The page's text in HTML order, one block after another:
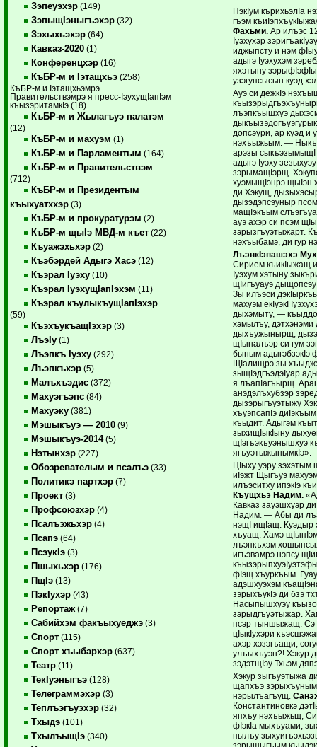
Зэпеуэхэр (149)
ЗэпыщIэныгъэхэр (32)
Зэхыхьэхэр (64)
Кавказ-2020 (1)
Конференцхэр (16)
КъБР-м и Iэтащхьэ (258)
КъБР-м и Iэтащхьэмрэ
Правительствэмрэ я пресс-IэухущIапIэм
къызэритамкIэ (18)
КъБР-м и Жылагъуэ палатэм
(12)
КъБР-м и махуэм (1)
КъБР-м и Парламентым (164)
КъБР-м и Правительствэм
(712)
КъБР-м и Президентым
къыхуатххэр (3)
КъБР-м и прокуратурэм (2)
КъБР-м щыIэ МВД-м къет (22)
Къуажэхьхэр (2)
Къэбэрдей Адыгэ Хасэ (12)
Къэрал Iуэху (10)
Къэрал IуэхущIапIэхэм (11)
Къэрал къулыкъущIапIэхэр
(59)
КъэхъукъащIэхэр (3)
ЛъэIу (1)
Лъэпкъ Iуэху (292)
Лъэпкъхэр (5)
Малъхъэдис (372)
Махуэгъэпс (84)
Махуэку (381)
Мэшыкъуэ — 2010 (9)
Мэшыкъуэ-2014(5)
Нэтынхэр (227)
Обозревателым и псалъэ (33)
Политикэ партхэр (7)
Проект (3)
Профсоюзхэр (4)
Псалъэжьхэр (4)
Псапэ (64)
ПсэукIэ (3)
Пшыхьхэр (176)
ПщIэ (13)
ПэкIухэр (43)
Репортаж (7)
Сабийхэм факъыхуеджэ (3)
Спорт (115)
Спорт хъыбархэр (637)
Театр (11)
ТекIуэныгъэ (128)
Телеграммэхэр (3)
Теплъэгъуэхэр (32)
Тхыдэ (101)
ТхылъыщIэ (340)
ПэкIум кърихьэлIа
гъэм
Фахьми.Ар илъэс
Iуэхухэр
иджыпсту и нэм
адыгэ Iуэхухэм
яхэтыну
узэгупсысын куэд
Ауэ си дежкIэ
лъэпкъышхуэ
допсэури, ар куэд
нэхъыжьым. —
арэзы сыкъэзымыщI
адыгэ Iуэху
зэрымащIэрщ.
хуэмыщIэнрэ щыIэн
ди Хэкущ,
дызэдэпсэуныр
мащIэкъым
ауэ ахэр си псэм
зэрызгъуэтыжарт.
нэхъыбамэ, ди гур
ЛъэнкIэпашэхэ
Сирием къикIыжащ и
Iуэхум хэтыну
щIигъуауэ
Зы илъэси
махуэм екIуэкI
дыхэмыту, —
хэмылъу, дэтхэнэми
дыхъужынырщ,
щIыналъэр си гум
быным адыгэбзэкIэ
ЩIалищрэ зы
зыщIэдгъэдэIуар
я лъапIагъырщ.
анэдэлъхубзэр
дызэрыгъуэтыжу
хъуэпсапIэ
къыдит. Адыгэм
зыхищIыкIыну
щIэгъэкъуэнышхуэ
ягъуэтыжынымкIэ».
ЦIыху уэру зэхэтым
иIэжт Щыгъуэ
илъэситху ипэкIэ
Къущхьэ Надим.
Кавказ зауэшхуэр
Надим. — Абы ди
нэщI ищIащ. Куэдыр
хъуащ. Хамэ
лъэпкъхэм
игъэвамрэ нэпсу
фIэщ хъуркъым.
адэшхуэхэм
зэрыхъукIэ ди бзэ
Насыпышхуэу
зэрыдгъуэтыжар.
псэр тыншыжащ. Сэ
цIыкIухэри
ахэр хэзэгъащи,
улъыхъуэн?! Хэкур
зэдэтщIэу Тхьэм
Хэкур зыгъуэтыжа
щапхъэ зэрыхъуным
нэрылъагъущ.
Константиновкэ
япхъу нэхъыжьщ,
фIэкIа мыхъуами,
пылъу